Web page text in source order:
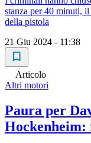
stanza per 40 minuti,
della pistola
21 Giu 2024 - 11:38
Articolo
Altri motori
Paura per